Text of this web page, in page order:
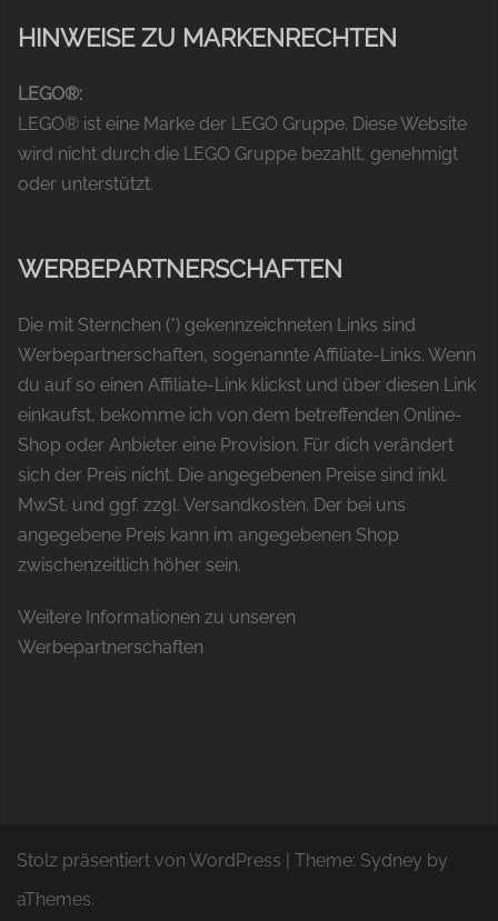
HINWEISE ZU MARKENRECHTEN
LEGO®:
LEGO® ist eine Marke der LEGO Gruppe. Diese Website
wird nicht durch die LEGO Gruppe bezahlt, genehmigt
oder unterstützt.
WERBEPARTNERSCHAFTEN
Die mit Sternchen (*) gekennzeichneten Links sind
Werbepartnerschaften, sogenannte Affiliate-Links. Wenn
du auf so einen Affiliate-Link klickst und über diesen Link
einkaufst, bekomme ich von dem betreffenden Online-
Shop oder Anbieter eine Provision. Für dich verändert
sich der Preis nicht. Die angegebenen Preise sind inkl.
MwSt. und ggf. zzgl. Versandkosten. Der bei uns
angegebene Preis kann im angegebenen Shop
zwischenzeitlich höher sein.
Weitere Informationen zu unseren
Werbepartnerschaften
Stolz präsentiert von WordPress Theme: Sydney by
aThemes.